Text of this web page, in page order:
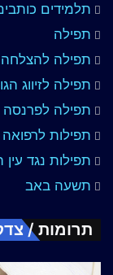
תלמידים
תפילה
תפילה להצלחה
תפילה לזיווג
תפילה לפרנסה
תפילות לרפואה
תפילות נגד עין
תשעה באב
תרומות /